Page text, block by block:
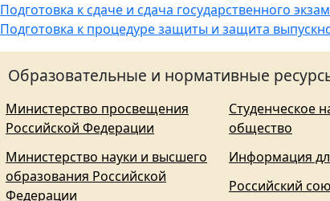
Подготовка к сдаче и сдача государственного
Подготовка к процедуре защиты и защита
Образовательные и нормативные
Министерство просвещения
Российской Федерации
Министерство науки и высшего
образования Российской
Федерации
Студенческое
общество
Информация
Российский